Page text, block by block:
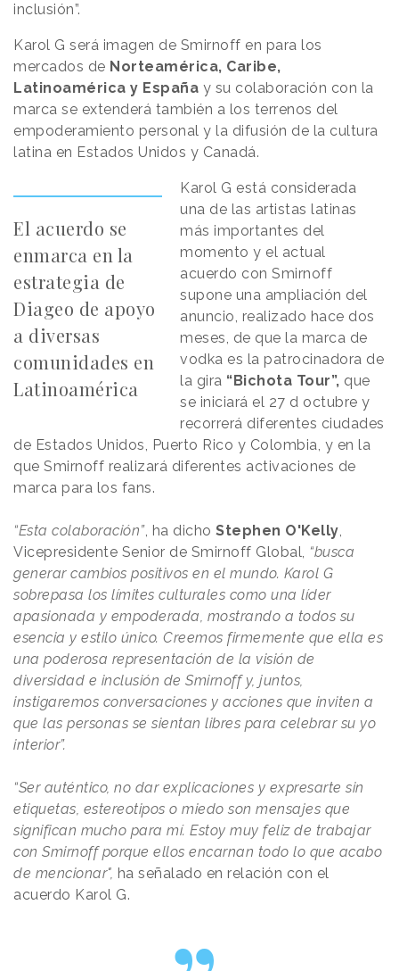
inclusión”.
Karol G será imagen de Smirnoff en para los
mercados de Norteamérica, Caribe,
Latinoamérica y España y su colaboración con la
marca se extenderá también a los terrenos del
empoderamiento personal y la difusión de la cultura
latina en Estados Unidos y Canadá.
El acuerdo se
enmarca en la
estrategia de
Diageo de apoyo
a diversas
comunidades en
Latinoamérica
Karol G está considerada
una de las artistas latinas
más importantes del
momento y el actual
acuerdo con Smirnoff
supone una ampliación del
anuncio, realizado hace dos
meses, de que la marca de
vodka es la patrocinadora de
la gira “Bichota Tour”, que
se iniciará el 27 d octubre y
recorrerá diferentes ciudades
de Estados Unidos, Puerto Rico y Colombia, y en la
que Smirnoff realizará diferentes activaciones de
marca para los fans.
“Esta colaboración”, ha dicho Stephen O'Kelly,
Vicepresidente Senior de Smirnoff Global, “busca
generar cambios positivos en el mundo. Karol G
sobrepasa los límites culturales como una líder
apasionada y empoderada, mostrando a todos su
esencia y estilo único. Creemos firmemente que ella es
una poderosa representación de la visión de
diversidad e inclusión de Smirnoff y, juntos,
instigaremos conversaciones y acciones que inviten a
que las personas se sientan libres para celebrar su yo
interior”.
“Ser auténtico, no dar explicaciones y expresarte sin
etiquetas, estereotipos o miedo son mensajes que
significan mucho para mí. Estoy muy feliz de trabajar
con Smirnoff porque ellos encarnan todo lo que acabo
de mencionar", ha señalado en relación con el
acuerdo Karol G.